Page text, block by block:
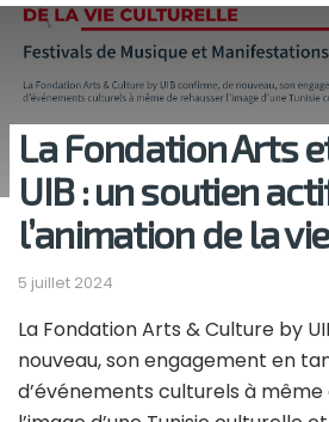
La Fondation Arts
UIB : un soutien
l’animation de la
5 juillet 2024
La Fondation Arts & Culture by
nouveau, son engagement en
d’événements culturels à